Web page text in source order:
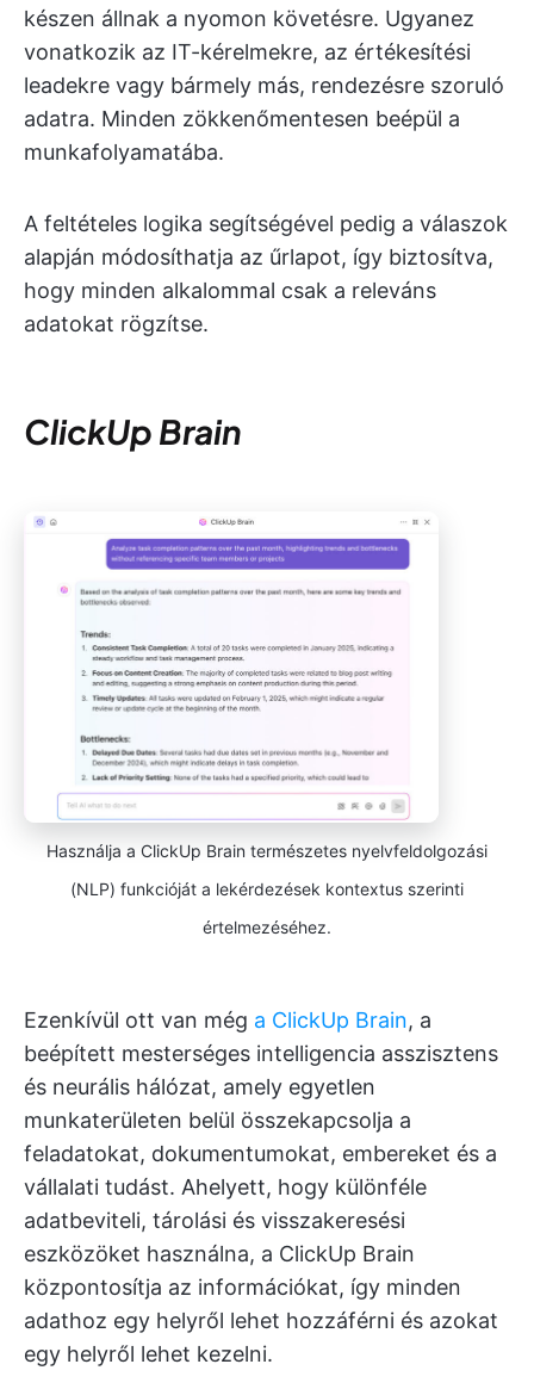
készen állnak a nyomon követésre. Ugyanez
vonatkozik az IT-kérelmekre, az értékesítési
leadekre vagy bármely más, rendezésre szoruló
adatra. Minden zökkenőmentesen beépül a
munkafolyamatába.
A feltételes logika segítségével pedig a válaszok
alapján módosíthatja az űrlapot, így biztosítva,
hogy minden alkalommal csak a releváns
adatokat rögzítse.
ClickUp Brain
Használja a ClickUp Brain természetes nyelvfeldolgozási
(NLP) funkcióját a lekérdezések kontextus szerinti
értelmezéséhez.
Ezenkívül ott van még a ClickUp Brain, a
beépített mesterséges intelligencia asszisztens
és neurális hálózat, amely egyetlen
munkaterületen belül összekapcsolja a
feladatokat, dokumentumokat, embereket és a
vállalati tudást. Ahelyett, hogy különféle
adatbeviteli, tárolási és visszakeresési
eszközöket használna, a ClickUp Brain
központosítja az információkat, így minden
adathoz egy helyről lehet hozzáférni és azokat
egy helyről lehet kezelni.